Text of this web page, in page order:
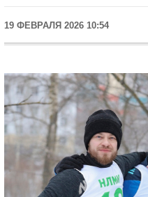
19 ФЕВРАЛЯ 2026 10:54